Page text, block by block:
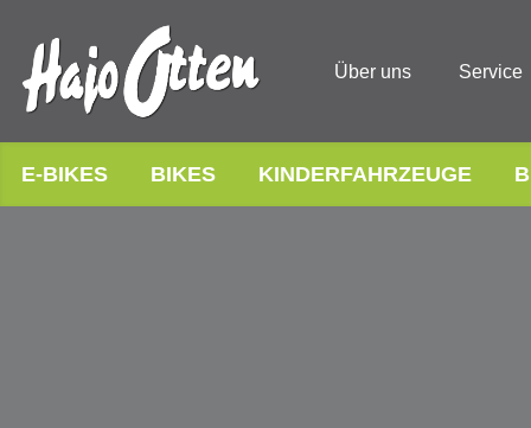
Über uns Service
E-BIKES BIKES KINDERFAHRZEUGE